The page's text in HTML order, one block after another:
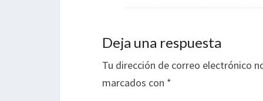
Deja una respuesta
Tu dirección de correo electrónico
marcados con *